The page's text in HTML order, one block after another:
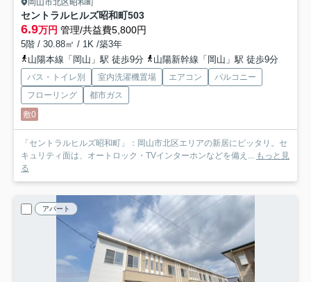
岡山市北区昭和町
セントラルヒルズ昭和町503
6.9万円 管理/共益費5,800円
5階 / 30.88㎡ / 1K /築3年
山陽本線「岡山」駅 徒歩9分
山陽新幹線「岡山」駅 徒歩9分
バス・トイレ別 室内洗濯機置場 エアコン
バルコニー
フローリング
都市ガス
敷0
「セントラルヒルズ昭和町」：岡山市北区エリアの新居にピッタリ。セ
キュリティ面は、オートロック・TVインターホンなどを備え... もっと見
る
アパート